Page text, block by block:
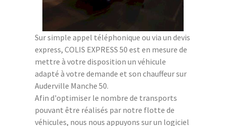
Sur simple appel téléphonique ou via un devis
express, COLIS EXPRESS 50 est en mesure de
mettre à votre disposition un véhicule
adapté à votre demande et son chauffeur sur
Auderville Manche 50.
Afin d'optimiser le nombre de transports
pouvant être réalisés par notre flotte de
véhicules, nous nous appuyons sur un logiciel